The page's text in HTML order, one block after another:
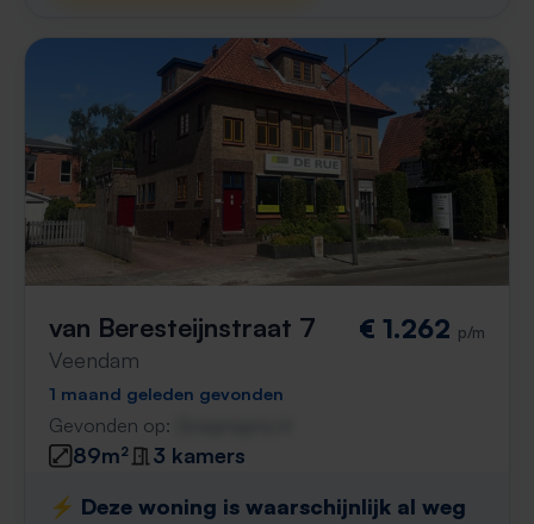
van Beresteijnstraat 7
Veendam
€ 1.262 p/m
1 maand geleden gevonden
Gevonden op:
89m²
3 kamers
⚡️ Deze woning is waarschijnlijk al weg